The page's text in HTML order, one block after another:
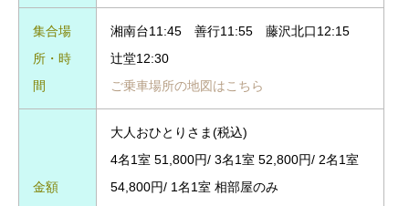
集合場
所・時
間
湘南台11:45 善行11:55 藤沢北口12:15
辻堂12:30
ご乗車場所の地図はこちら
金額
大人おひとりさま(税込)
4名1室 51,800円/ 3名1室 52,800円/ 2名1室
54,800円/ 1名1室 相部屋のみ